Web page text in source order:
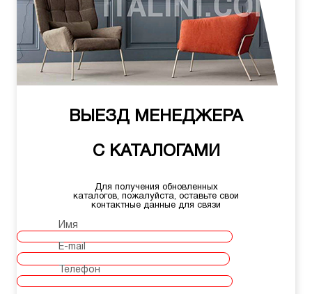
ВЫЕЗД МЕНЕДЖЕРА
С КАТАЛОГАМИ
Для получения обновленных
каталогов, пожалуйста, оставьте свои
контактные данные для связи
Имя
E-mail
Телефон